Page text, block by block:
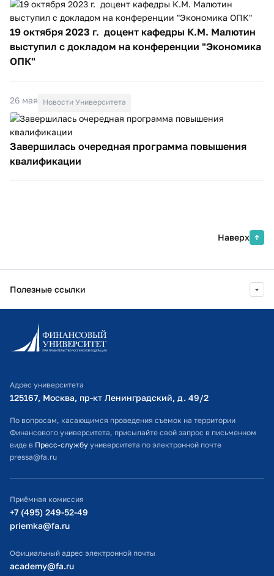
19 октября 2023 г. доцент кафедры К.М. Малютин
выступил с докладом на конференции "Экономика
ОПК"
26 мая Новости Университета
Завершилась очередная программа повышения
квалификации
Наверх
Полезные ссылки
Информационно-образовательный портал
Личный кабинет поступающего
Оплата обучения
Расписание занятий
Студенческий офис
Официальный адрес электронной почты
Министерство просвещения РФ
Министерство науки и высшего образования РФ
Адрес университета
125167, Москва, пр-кт Ленинградский, д. 49/2​
По вопросам, касающимся проведения съемок на территории
Финансового университета, присылайте свой запрос в письменном
виде в Пресс-службу университета по электронной почте
pressa@fa.ru
Приёмная комиссия
+7 (495) 249-52-49
priemka@fa.ru
Официальный адрес электронной почты
academy@fa.ru